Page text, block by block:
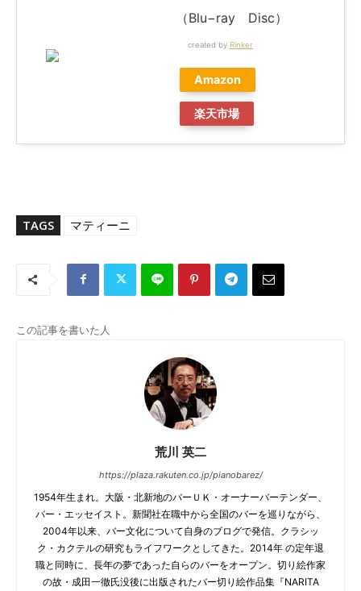
（Blu−ray Disc）
created by Rinker
Amazon
楽天市場
TAGS マティーニ
この記事を書いた人
荒川 英二
https://plaza.rakuten.co.jp/pianobarez/
1954年生まれ。大阪・北新地のバーＵＫ・オーナーバーテンダー、
バー・エッセイスト。新聞社在職中から全国のバーを巡りながら、
2004年以来、バー文化について自身のブログで発信。クラシッ
ク・カクテルの研究もライフワークとしてきた。2014年 の定年退
職と同時に、長年の夢であった自らのバーをオープン。切り絵作家
の故・成田一徹氏没後に出版されたバー切り絵作品集『NARITA